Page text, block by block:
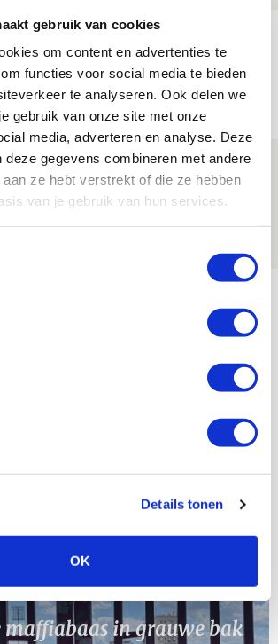
gebruik van cookies
om content en advertenties te
functies voor social media te bieden
te analyseren. Ook delen we
gebruik van onze site met onze
media, adverteren en analyse. Deze
deze gegevens combineren met andere
ze hebt verstrekt of die ze hebben
van je gebruik van hun services.
Details tonen
OK
met welke formatie begin
eredivisieseizoen?
Ajax of Ajax 1? Dat
‘geen reet’ uit
ballenjongens/-meiden
maffiabaas in grauwe bak